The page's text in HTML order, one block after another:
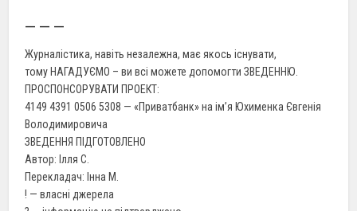
— — —
Журналістика, навіть незалежна, має якось існувати,
тому НАГАДУЄМО – ви всі можете допомогти ЗВЕДЕННЮ.
ПРОСПОНСОРУВАТИ ПРОЕКТ:
4149 4391 0506 5308 — «Приватбанк» на імʼя Юхименка Євгенія
Володимировича
ЗВЕДЕННЯ ПІДГОТОВЛЕНО
Автор: Ілля С.
Перекладач: Iнна М.
! — власні джерела